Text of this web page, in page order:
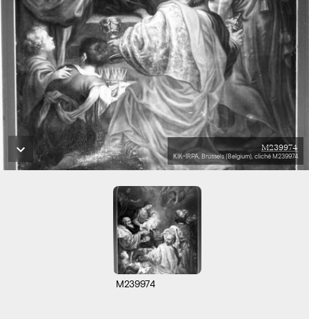
M239974
KIK-IRPA, Brussels (Belgium), cliché M239974
M239974